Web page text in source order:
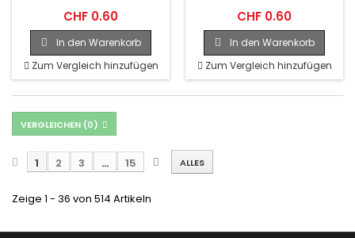
CHF 0.60
In den Warenkorb
Zum Vergleich hinzufügen
CHF 0.60
In den Warenkorb
Zum Vergleich hinzufügen
VERGLEICHEN (0)
ALLES
1 2 3 ... 15
Zeige 1 - 36 von 514 Artikeln